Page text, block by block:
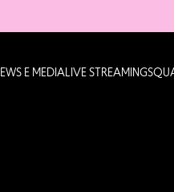
E MEDIALIVE STREAMING